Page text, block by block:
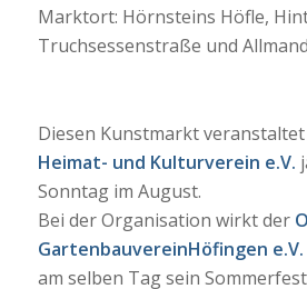
Marktort: Hörnsteins Höfle,
Truchsessenstraße und
Diesen Kunstmarkt
Heimat- und Kulturverein e.V.
Sonntag im August.
Bei der Organisation wirkt der
GartenbauvereinHöfingen e.V.
am selben Tag sein